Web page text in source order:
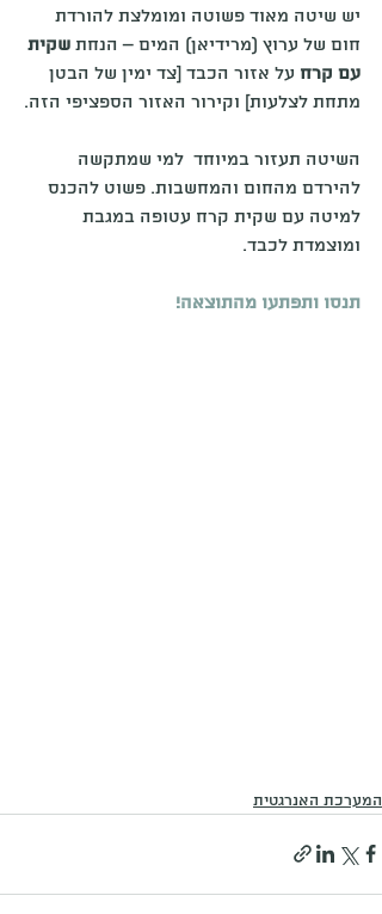
יש שיטה מאוד פשוטה ומומלצת להורדת
חום של ערוץ (מרידיאן) המים – הנחת שקית
עם קרח על אזור הכבד [צד ימין של הבטן
מתחת לצלעות] וקירור האזור הספציפי הזה.
השיטה תעזור במיוחד  למי שמתקשה
להירדם מהחום והמחשבות. פשוט להכנס
למיטה עם שקית קרח עטופה במגבת
ומוצמדת לכבד.
תנסו ותפתעו מהתוצאה!
המערכת האנרגטית